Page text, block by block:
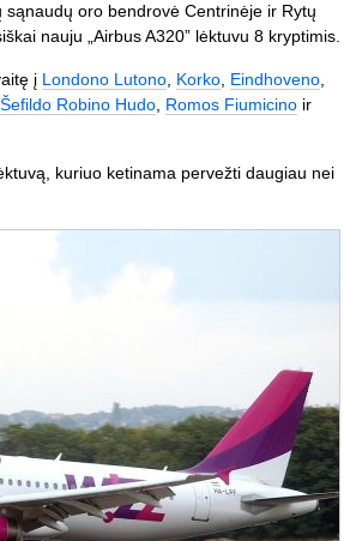
oro bendrovė Centrinėje ir Rytų
nauju „Airbus A320” lėktuvu 8 kryptimis.
į Londono Lutono Korko Eindhoveno
Robino Hudo Romos Fiumicino ir
kuriuo ketinama pervežti daugiau nei